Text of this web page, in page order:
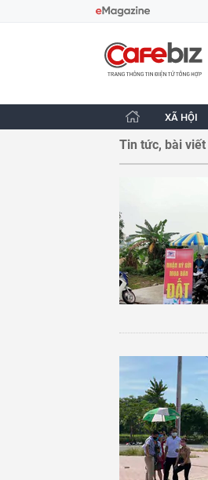
CafeBiz - Trang chủ
XÃ HỘI
Tin tức, bài